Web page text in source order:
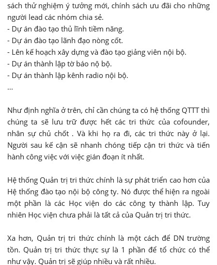
sách thử nghiệm ý tưởng mới, chính sách ưu đãi cho những
người lead các nhóm chia sẻ.
- Dự án đào tạo thủ lĩnh tiềm năng.
- Dự án đào tạo lãnh đạo nòng cốt.
- Lên kế hoạch xây dựng và đào tạo giảng viên nội bộ.
- Dự án thành lập tờ báo nộ bộ.
- Dự án thành lập kênh radio nội bộ.
...
Như định nghĩa ở trên, chỉ cần chúng ta có hệ thống QTTT thì
chúng ta sẽ lưu trữ được hết các tri thức của cofounder,
nhân sự chủ chốt . Và khi họ ra đi, các tri thức này ở lại.
Người sau kế cận sẽ nhanh chóng tiếp cận tri thức và tiến
hành công việc với việc gián đoạn ít nhất.
Hệ thống Quản trị tri thức chính là sự phát triển cao hơn của
Hệ thống đào tạo nội bộ công ty. Nó được thể hiện ra ngoài
một phần là các Học viện do các công ty thành lập. Tuy
nhiên Học viện chưa phải là tất cả của Quản trị tri thức.
Xa hơn, Quản trị tri thức chính là một cách để DN trường
tồn. Quản trị tri thức thực sự là 1 phần để tổ chức có thể
như vậy. Quản trị sẽ giúp nhiều và rất nhiều.